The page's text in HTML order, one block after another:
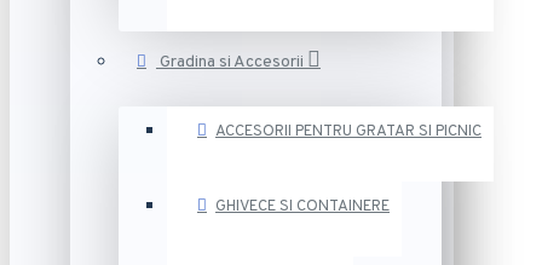
Gradina si Accesorii
ACCESORII PENTRU GRATAR SI PICNIC
GHIVECE SI CONTAINERE